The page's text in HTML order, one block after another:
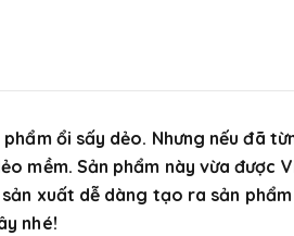
ổi sấy dẻo. Nhưng nếu đã
mềm. Sản phẩm này vừa được
xuất dễ dàng tạo ra sản
nhé!